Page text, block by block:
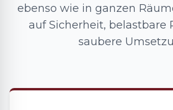
ebenso wie in ganzen
auf Sicherheit, belastbare
saubere